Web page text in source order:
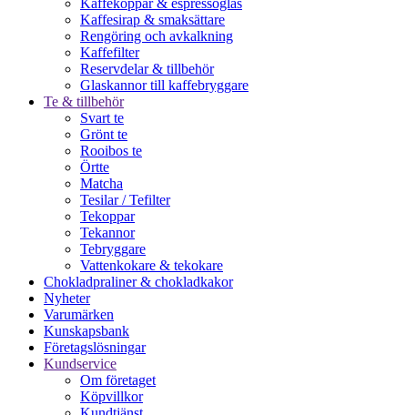
Kaffekoppar & espressoglas
Kaffesirap & smaksättare
Rengöring och avkalkning
Kaffefilter
Reservdelar & tillbehör
Glaskannor till kaffebryggare
Te & tillbehör
Svart te
Grönt te
Rooibos te
Örtte
Matcha
Tesilar / Tefilter
Tekoppar
Tekannor
Tebryggare
Vattenkokare & tekokare
Chokladpraliner & chokladkakor
Nyheter
Varumärken
Kunskapsbank
Företagslösningar
Kundservice
Om företaget
Köpvillkor